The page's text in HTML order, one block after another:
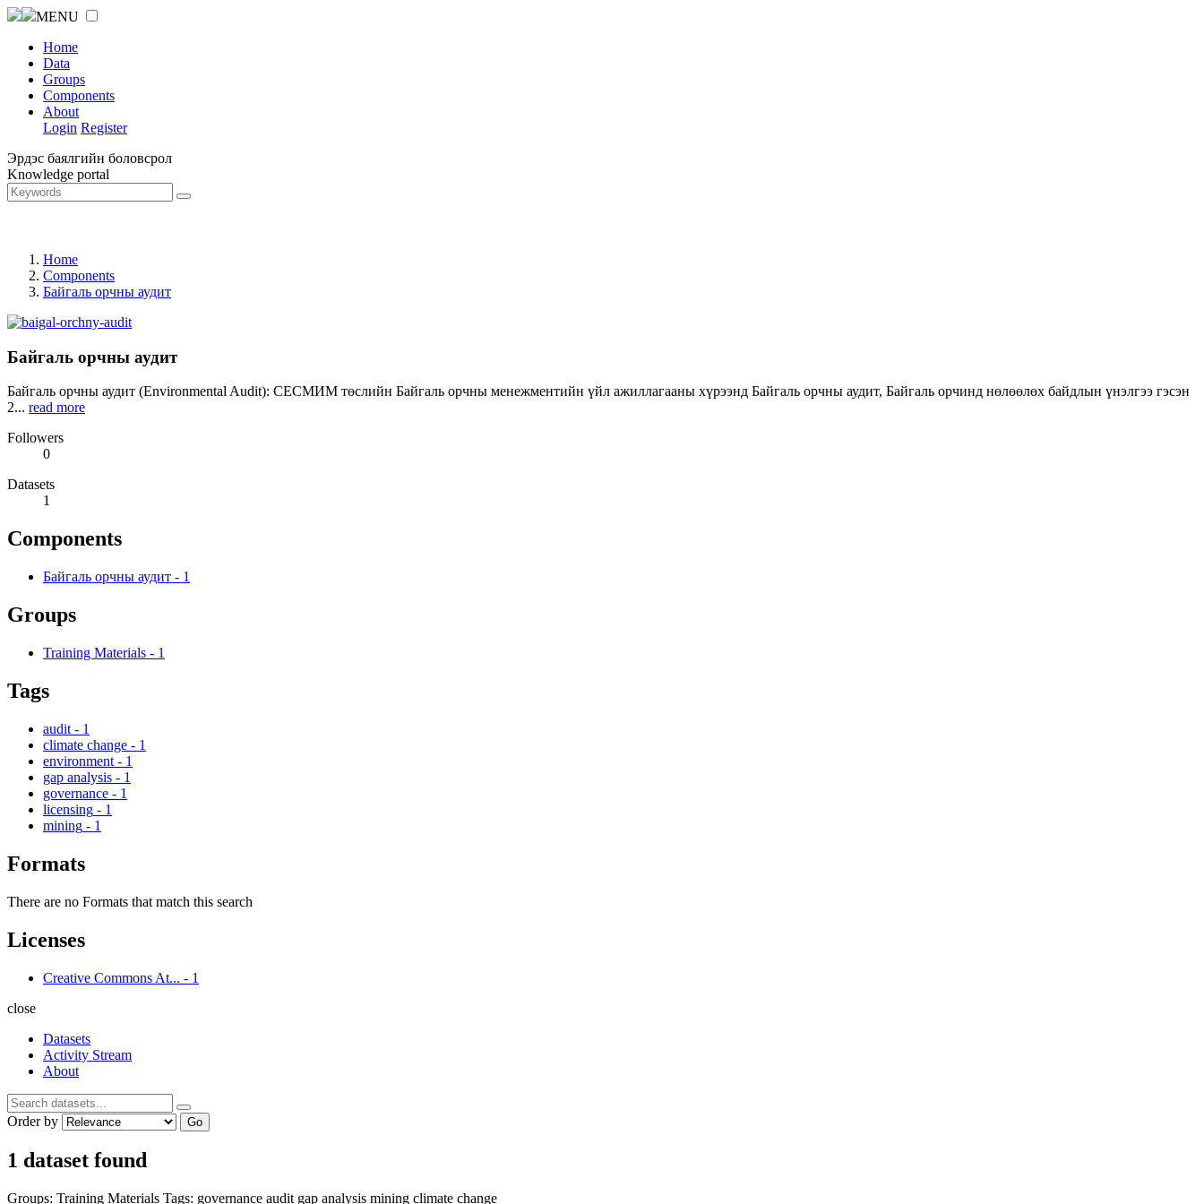
MENU
Home
Data
Groups
Components
About
Login Register
Эрдэс баялгийн боловсрол
Knowledge portal
Home
Components
Байгаль орчны аудит
Байгаль орчны аудит
Байгаль орчны аудит (Environmental Audit): СЕСМИМ төслийн Байгаль орчны менежментийн үйл ажиллагааны хүрээнд Байгаль орчны аудит, Байгаль орчинд нөлөөлөх байдлын үнэлгээ гэсэн
2... read more
Followers
0
Datasets
1
Components
Байгаль орчны аудит - 1
Groups
Training Materials - 1
Tags
audit - 1
climate change - 1
environment - 1
gap analysis - 1
governance - 1
licensing - 1
mining - 1
Formats
There are no Formats that match this search
Licenses
Creative Commons At... - 1
close
Datasets
Activity Stream
About
Order by Go
1 dataset found
Groups: Training Materials Tags: governance audit gap analysis mining climate change